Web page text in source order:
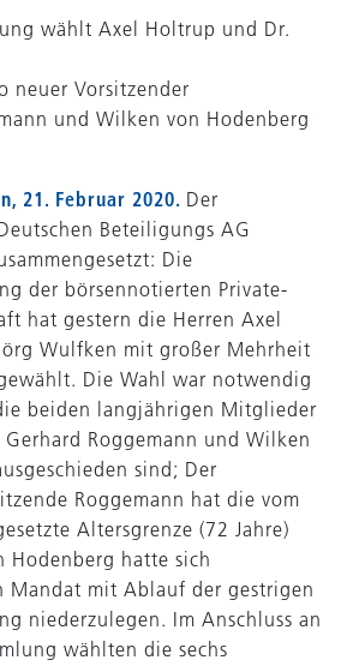
wählt Axel Holtrup und Dr.
neuer Vorsitzender
und Wilken von Hodenberg
21. Februar 2020. Der
Beteiligungs AG
Die
der börsennotierten Private-
hat gestern die Herren Axel
Wulfken mit großer Mehrheit
Die Wahl war notwendig
beiden langjährigen Mitglieder
Roggemann und Wilken
sind; Der
Roggemann hat die vom
Altersgrenze (72 Jahre)
Hodenberg hatte sich
Mandat mit Ablauf der gestrigen
niederzulegen. Im Anschluss an
wählten die sechs